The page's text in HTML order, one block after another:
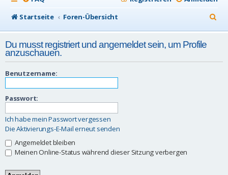
Startseite
Foren-Übersicht
u
h
Du musst registriert und angemeldet sein, um Profile
anzuschauen.
Benutzername:
Passwort:
Ich habe mein Passwort vergessen
Die Aktivierungs-E-Mail erneut senden
Angemeldet bleiben
Meinen Online-Status während dieser Sitzung verbergen